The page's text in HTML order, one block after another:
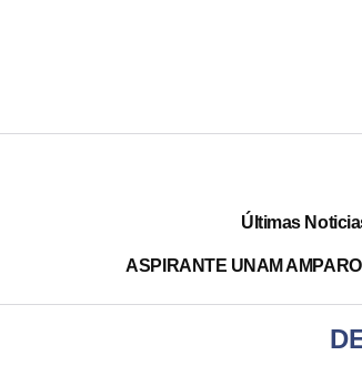
Últimas
ASPIRANTE UNAM AMPARO